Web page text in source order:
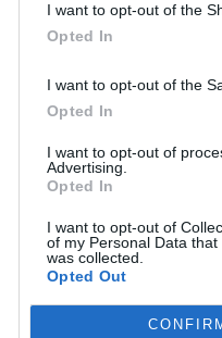
I want to opt-out of the
Opted In
I want to opt-out of the
Opted In
I want to opt-out of
Advertising.
Opted In
I want to opt-out of
of my Personal Data
was collected.
Opted Out